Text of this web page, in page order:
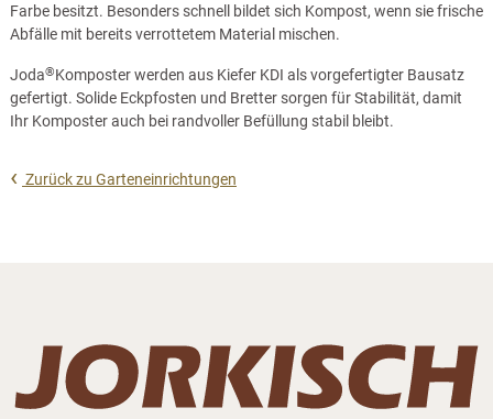
Farbe besitzt. Besonders schnell bildet sich Kompost, wenn sie frische
Abfälle mit bereits verrottetem Material mischen.
Joda®Komposter werden aus Kiefer KDI als vorgefertigter Bausatz
gefertigt. Solide Eckpfosten und Bretter sorgen für Stabilität, damit
Ihr Komposter auch bei randvoller Befüllung stabil bleibt.
Zurück zu Garteneinrichtungen